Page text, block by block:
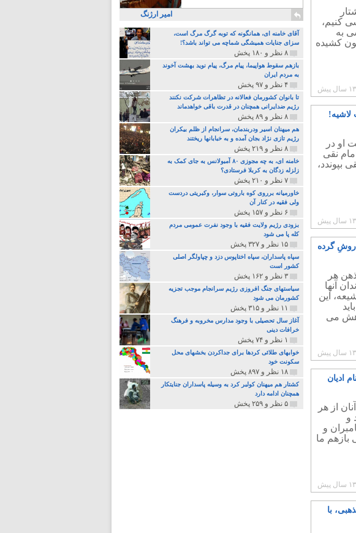
کنیم،
به
کشیده
۱۳ سال پیش
لاشیه!
او در
نقی
بپوندد،
۱۳ سال پیش
روشِ گرده
هر
آنها
این
می
۱۳ سال پیش
ادیان
از هر
و
و
ما
۱۳ سال پیش
با
امیر ارژنگ
آقای خامنه ای، همانگونه که توبه گرگ مرگ است،
سزای جنایات همیشگی شماچه می تواند باشد؟!
۸ نظر و ۱۸۰ پخش
بازهم سقوط هواپیما، پیام مرگ، پیام نوید بهشت آخوند
به مردم ایران
۴ نظر و ۹۷ پخش
تا بانوان کشورمان فعالانه در تظاهرات شرکت نکنند
رژیم ضدایرانی همچنان در قدرت باقی خواهدماند
۸ نظر و ۸۹ پخش
هم میهنان اسیر ودربندمان، سرانجام از ظلم بیکران
رژیم تازی نژاد بجان آمده و به خبابانها ریختند
۸ نظر و ۲۱۹ پخش
خامنه ای، به چه مجوزی ۸۰ آمبولانس به جای کمک به
زلزله زدگان به کربلا فرستادی؟
۷ نظر و ۲۱۰ پخش
خاورمیانه برروی کوه باروتی سوار، وکبریتی دردست
ولی فقیه در کنار آن
۶ نظر و ۱۵۷ پخش
بزودی رژیم ولایت فقیه با وجود نفرت عمومی مردم
کله پا می شود
۱۵ نظر و ۳۲۷ پخش
سپاه پاسداران، سپاه اختاپوس دزد و چپاولگر اصلی
کشور است
۳ نظر و ۱۶۲ پخش
سیاستهای جنگ افروزی رژیم سرانجام موجب تجزیه
کشورمان می شود
۱۱ نظر و ۳۱۵ پخش
آغاز سال تحصیلی با وجود مدارس مخروبه و فرهنگ
خرافات دینی
۱ نظر و ۷۴ پخش
خوابهای طلائی کردها برای جداکردن بخشهای محل
سکونت خود
۱۸ نظر و ۸۹۷ پخش
کشتار هم میهنان کولبر کرد به وسیله پاسداران جنایتکار
همچنان ادامه دارد
۵ نظر و ۲۵۹ پخش